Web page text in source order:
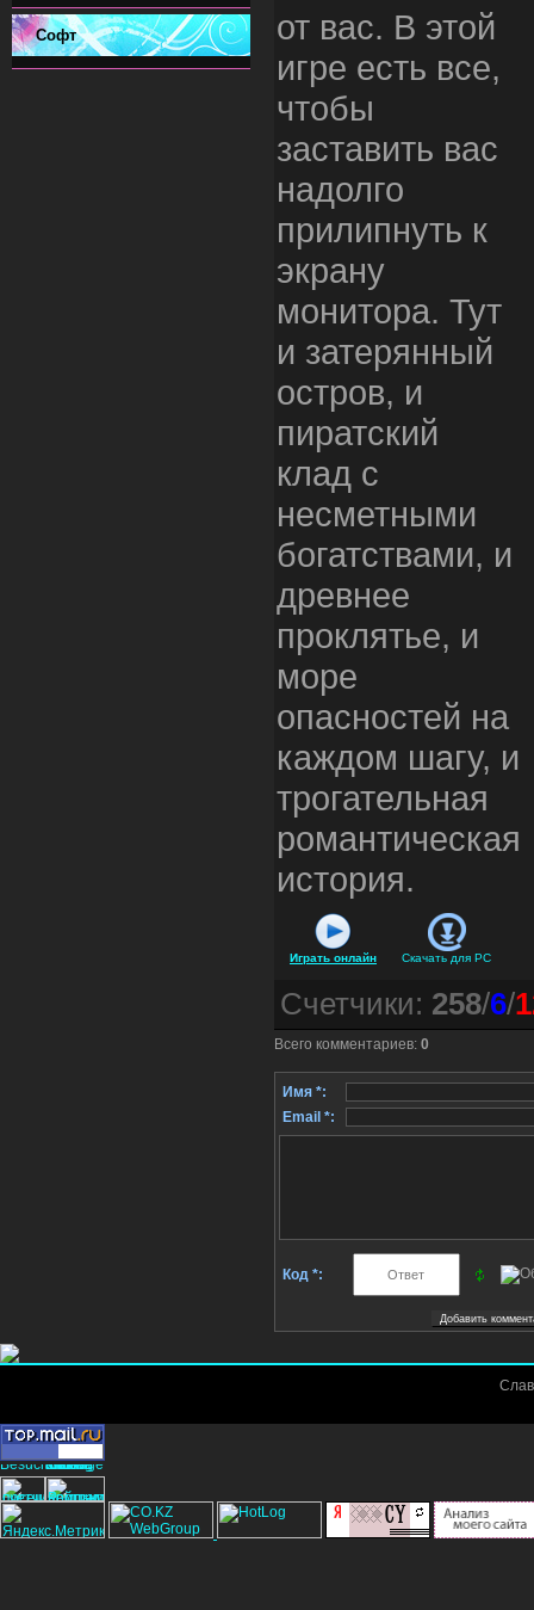
Софт
от вас. В этой
игре есть все,
чтобы
заставить вас
надолго
прилипнуть к
экрану
монитора. Тут
и затерянный
остров, и
пиратский
клад с
несметными
богатствами, и
древнее
проклятье, и
море
опасностей на
каждом шагу, и
трогательная
романтическая
история.
Играть онлайн Скачать для PC
Счетчики: 258/6/
Всего комментариев: 0
Имя *:
Email *:
Код *: